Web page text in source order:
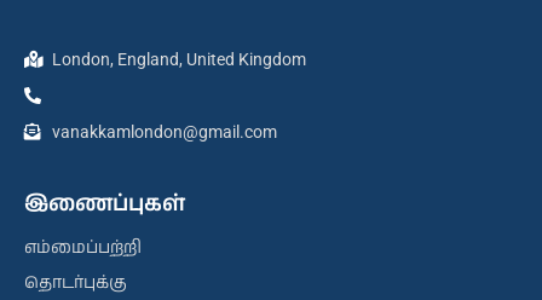
London, England, United Kingdom
vanakkamlondon@gmail.com
இணைப்புகள்
எம்மைப்பற்றி
தொடர்புக்கு